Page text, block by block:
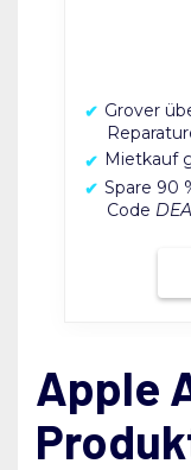
Grover
Mietkauf
Spare 90
Code
Apple